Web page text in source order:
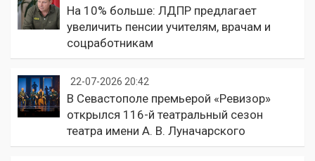
На 10% больше: ЛДПР предлагает
увеличить пенсии учителям, врачам и
соцработникам
22-07-2026 20:42
В Севастополе премьерой «Ревизор»
открылся 116-й театральный сезон
театра имени А. В. Луначарского